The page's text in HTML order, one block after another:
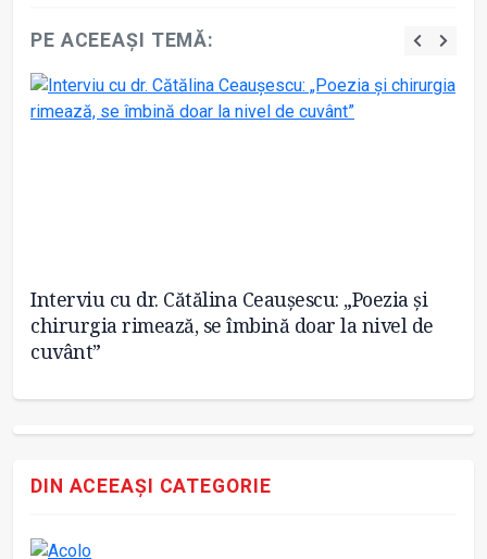
PE ACEEAȘI TEMĂ:
Interviu cu dr. Cătălina Ceaușescu: „Poezia și
chirurgia rimează, se îmbină doar la nivel de
cuvânt”
DIN ACEEAȘI CATEGORIE